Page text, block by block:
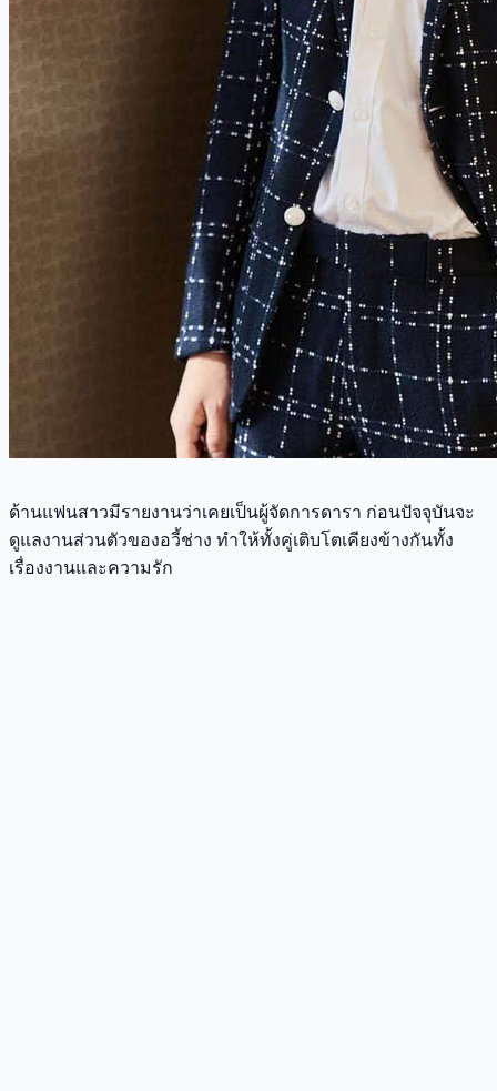
ด้านแฟนสาวมีรายงานว่าเคยเป็นผู้จัดการดารา ก่อนปัจจุบันจะ
ดูแลงานส่วนตัวของอวี้ช่าง ทำให้ทั้งคู่เติบโตเคียงข้างกันทั้ง
เรื่องงานและความรัก